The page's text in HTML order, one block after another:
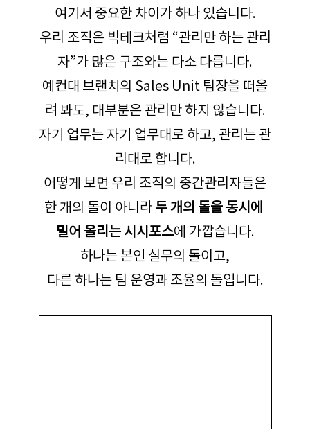
여기서 중요한 차이가 하나 있습니다.
우리 조직은 빅테크처럼 “관리만 하는 관리
자”가 많은 구조와는 다소 다릅니다.
예컨대 브랜치의 Sales Unit 팀장을 떠올
려 봐도, 대부분은 관리만 하지 않습니다.
자기 업무는 자기 업무대로 하고, 관리는 관
리대로 합니다.
어떻게 보면 우리 조직의 중간관리자들은
한 개의 돌이 아니라 두 개의 돌을 동시에
밀어 올리는 시시포스에 가깝습니다.
하나는 본인 실무의 돌이고,
다른 하나는 팀 운영과 조율의 돌입니다.